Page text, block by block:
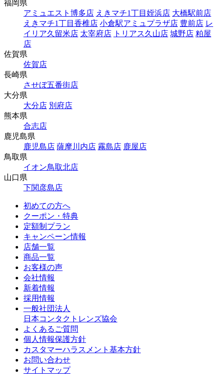
福岡県
アミュエスト博多店 えきマチ1丁目姪浜店 大橋駅前店
えきマチ1丁目香椎店 小倉駅アミュプラザ店 豊前店 レ
イリア久留米店 太宰府店 トリアス久山店 城野店 粕屋
店
佐賀県
佐賀店
長崎県
させぼ五番街店
大分県
大分店 別府店
熊本県
合志店
鹿児島県
鹿児島店 薩摩川内店 霧島店 鹿屋店
鳥取県
イオン鳥取北店
山口県
下関彦島店
初めての方へ
クーポン・特典
定額制プラン
キャンペーン情報
店舗一覧
商品一覧
お客様の声
会社情報
新着情報
採用情報
一般社団法人
日本コンタクトレンズ協会
よくあるご質問
個人情報保護方針
カスタマーハラスメント基本方針
お問い合わせ
サイトマップ